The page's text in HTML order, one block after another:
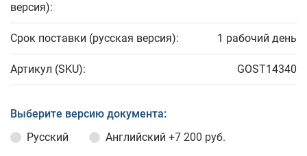
версия):
Срок поставки (русская версия): 1 рабочий день
Артикул (SKU): GOST14340
Выберите версию документа:
Русский
Английский +7 200 руб.